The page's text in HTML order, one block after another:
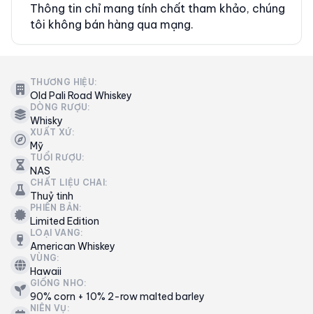
Thông tin chỉ mang tính chất tham khảo, chúng
tôi không bán hàng qua mạng.
THƯƠNG HIỆU:
Old Pali Road Whiskey
DÒNG RƯỢU:
Whisky
XUẤT XỨ:
Mỹ
TUỔI RƯỢU:
NAS
CHẤT LIỆU CHAI:
Thuỷ tinh
PHIÊN BẢN:
Limited Edition
LOẠI VANG:
American Whiskey
VÙNG:
Hawaii
GIỐNG NHO:
90% corn + 10% 2-row malted barley
NIÊN VỤ: